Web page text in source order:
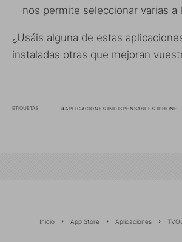
nos permite seleccionar varias a
¿Usáis alguna de estas
instaladas otras que mejoran
ETIQUETAS APLICACIONES INDISPENSABLES IPHONE
Inicio App Store Aplicaciones